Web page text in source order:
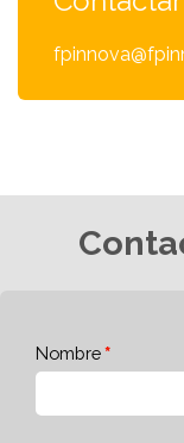
Nombre